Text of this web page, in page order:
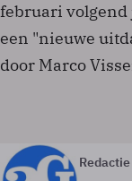
februari volgend
een "nieuwe
door Marco